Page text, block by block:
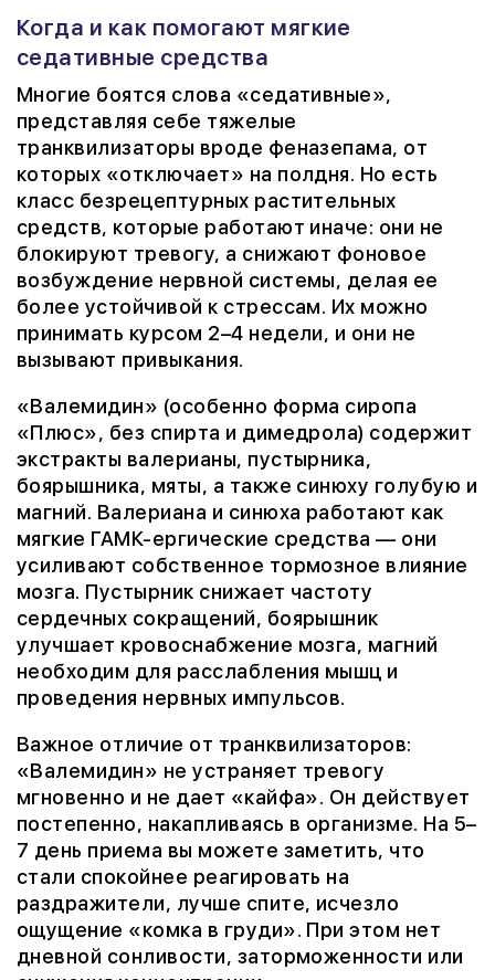
Когда и как помогают мягкие
седативные средства
Многие боятся слова «седативные»,
представляя себе тяжелые
транквилизаторы вроде феназепама, от
которых «отключает» на полдня. Но есть
класс безрецептурных растительных
средств, которые работают иначе: они не
блокируют тревогу, а снижают фоновое
возбуждение нервной системы, делая ее
более устойчивой к стрессам. Их можно
принимать курсом 2–4 недели, и они не
вызывают привыкания.
«Валемидин» (особенно форма сиропа
«Плюс», без спирта и димедрола) содержит
экстракты валерианы, пустырника,
боярышника, мяты, а также синюху голубую и
магний. Валериана и синюха работают как
мягкие ГАМК-ергические средства — они
усиливают собственное тормозное влияние
мозга. Пустырник снижает частоту
сердечных сокращений, боярышник
улучшает кровоснабжение мозга, магний
необходим для расслабления мышц и
проведения нервных импульсов.
Важное отличие от транквилизаторов:
«Валемидин» не устраняет тревогу
мгновенно и не дает «кайфа». Он действует
постепенно, накапливаясь в организме. На 5–
7 день приема вы можете заметить, что
стали спокойнее реагировать на
раздражители, лучше спите, исчезло
ощущение «комка в груди». При этом нет
дневной сонливости, заторможенности или